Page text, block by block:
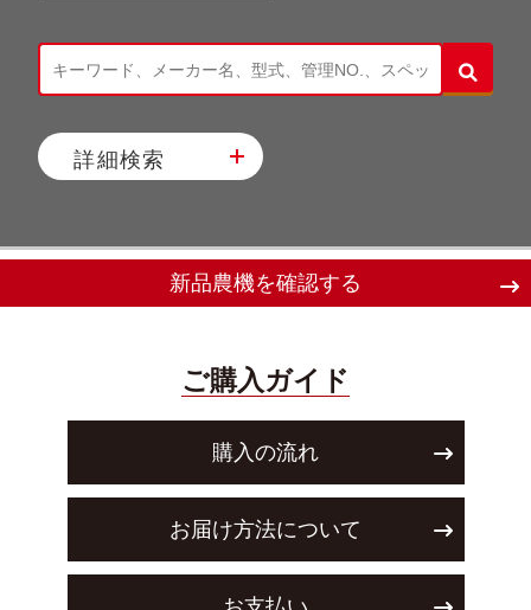
詳細検索
新品農機を確認する
ご購入ガイド
購入の流れ
お届け方法について